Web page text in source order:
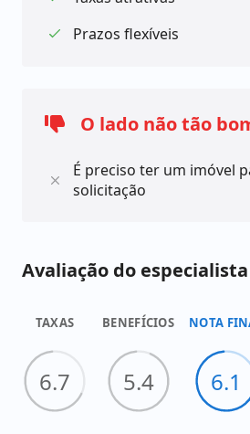
com um período de até 20 anos
tornando as parcelas mais
oportunidade para quem precisa
do crédito.
O prazo de liberação do dinheiro
considerado um período
Prazos flexíveis
O lado não tão
É preciso ter um imóvel
solicitação
Avaliação do especialista
TAXAS
6.7
BENEFÍCIOS
5.4
NOTA
6.1